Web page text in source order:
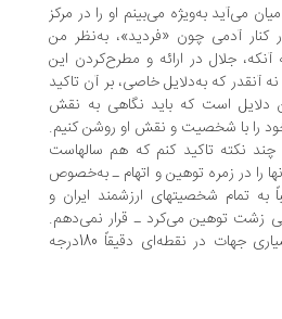
به‌ویژه می‏‌بینم او را در مرکز
چون «فردید»، به‌نظر من
در ارائه و مطرح‌کردن این
که به‌دلایل خاصی، بر آن تاکید
است که باید نگاهی به نقش
شخصیت و نقش او روشن کنیم.
تاکید کنم که هم سال‏هاست
زمره توهین و اتهام ـ به‌‏خصوص
شخصیت‏های ارزشمند ایران و
توهین می‏‌کرد ـ قرار نمی‏‌دهم.
چراکه جلال به‌باور من، از بسیاری جهات در نقطه‏‌ای دقیقاً 180درجه